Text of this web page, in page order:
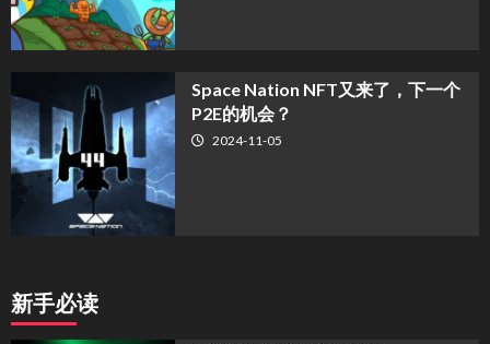
Space Nation NFT又来了，下一个
P2E的机会？
2024-11-05
新手必读